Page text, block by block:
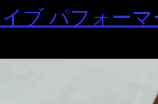
ブ パフォー